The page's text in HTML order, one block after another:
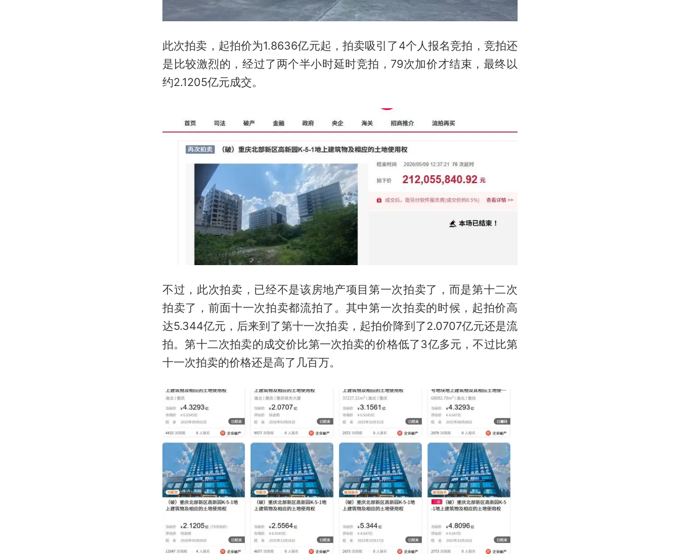
此次拍卖，起拍价为1.8636亿元起，拍卖吸引了4个人报名竞拍，竞拍还
是比较激烈的，经过了两个半小时延时竞拍，79次加价才结束，最终以
约2.1205亿元成交。
不过，此次拍卖，已经不是该房地产项目第一次拍卖了，而是第十二次
拍卖了，前面十一次拍卖都流拍了。其中第一次拍卖的时候，起拍价高
达5.344亿元，后来到了第十一次拍卖，起拍价降到了2.0707亿元还是流
拍。第十二次拍卖的成交价比第一次拍卖的价格低了3亿多元，不过比第
十一次拍卖的价格还是高了几百万。